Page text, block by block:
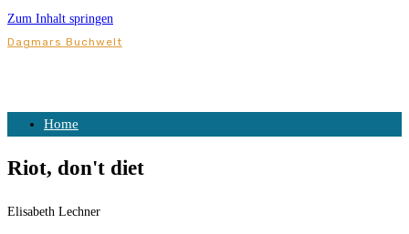
Zum Inhalt springen
Dagmars Buchwelt
Home
Riot, don't diet
Elisabeth Lechner